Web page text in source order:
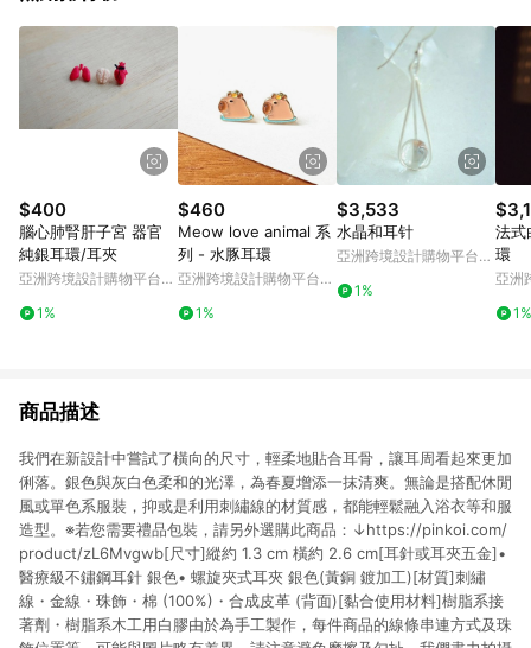
$400
腦心肺腎肝子宮 器官
純銀耳環/耳夾
亞洲跨境設計購物平台
1%
$460
Meow love animal 系
列 - 水豚耳環
亞洲跨境設計購物平台
1%
$3,533
水晶和耳针
亞洲跨境設計購物平台
1%
法式
環
亞洲
1%
商品描述
我們在新設計中嘗試了橫向的尺寸，輕柔地貼合耳骨，讓耳周看起來更加
俐落。銀色與灰白色柔和的光澤，為春夏增添一抹清爽。無論是搭配休閒
風或單色系服裝，抑或是利用刺繡線的材質感，都能輕鬆融入浴衣等和服
造型。※若您需要禮品包裝，請另外選購此商品：↓https://pinkoi.com/
product/zL6Mvgwb[尺寸]縱約 1.3 cm 橫約 2.6 cm[耳針或耳夾五金]•
醫療級不鏽鋼耳針 銀色• 螺旋夾式耳夾 銀色(黃銅 鍍加工)[材質]刺繡
線・金線・珠飾・棉 (100%)・合成皮革 (背面)[黏合使用材料]樹脂系接
著劑・樹脂系木工用白膠由於為手工製作，每件商品的線條串連方式及珠